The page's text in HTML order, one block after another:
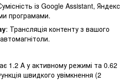
із Google Assistant, Яндекс
програмами.
: Трансляція контенту з вашого
1.2 A у активному режимі та 0.62
швидкого увімкнення (2